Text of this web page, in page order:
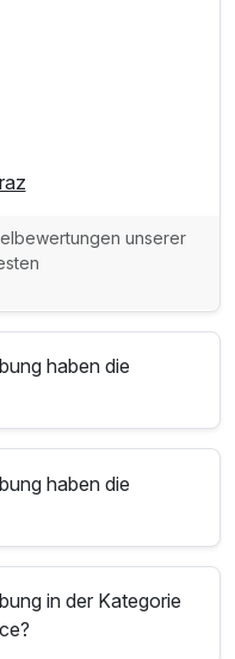
unserer
haben die
haben die
in der Kategorie